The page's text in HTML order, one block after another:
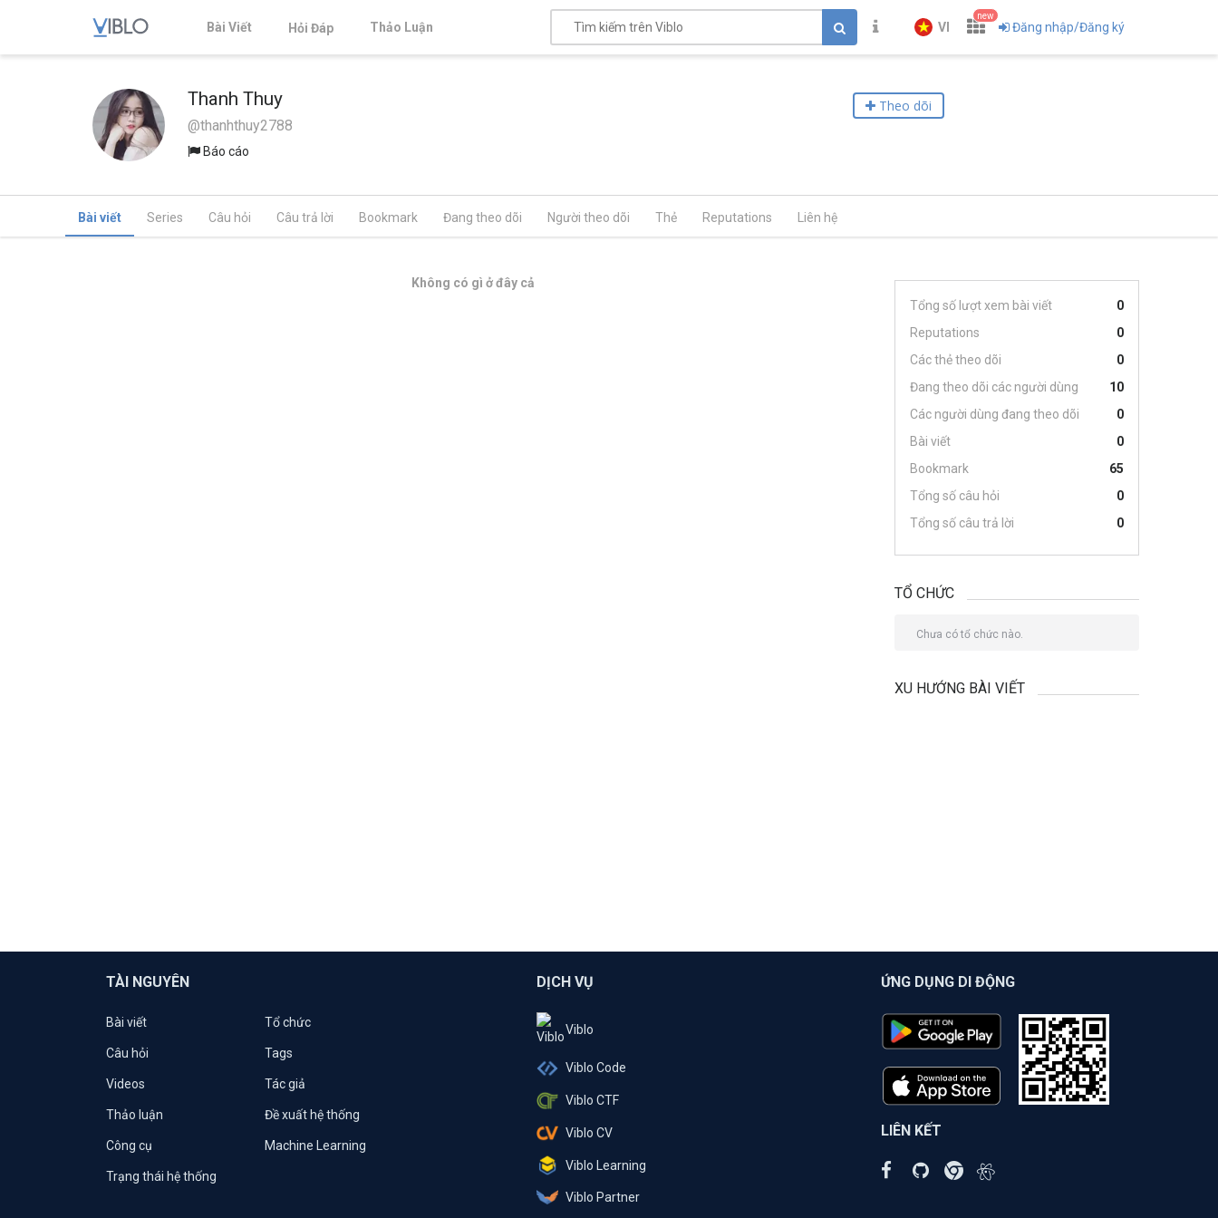
Bài Viết Hỏi Đáp Thảo Luận VI
new
Đăng nhập/Đăng ký
Thanh Thuy
@thanhthuy2788
Báo cáo
Theo dõi
Bài viết Series Câu hỏi Câu trả lời Bookmark Đang theo dõi Người theo dõi Thẻ Reputations Liên hệ
Không có gì ở đây cả
Tổng số lượt xem bài viết
0
Reputations
0
Các thẻ theo dõi
0
Đang theo dõi các người dùng
10
Các người dùng đang theo dõi
0
Bài viết
0
Bookmark
65
Tổng số câu hỏi
0
Tổng số câu trả lời
0
TỔ CHỨC
Chưa có tổ chức nào.
XU HƯỚNG BÀI VIẾT
TÀI NGUYÊN
Bài viết Tổ chức
Câu hỏi Tags
Videos Tác giả
Thảo luận Đề xuất hệ thống
Công cụ Machine Learning
Trạng thái hệ thống
DỊCH VỤ
Viblo
Viblo Code
Viblo CTF
Viblo CV
Viblo Learning
Viblo Partner
ỨNG DỤNG DI ĐỘNG
LIÊN KẾT